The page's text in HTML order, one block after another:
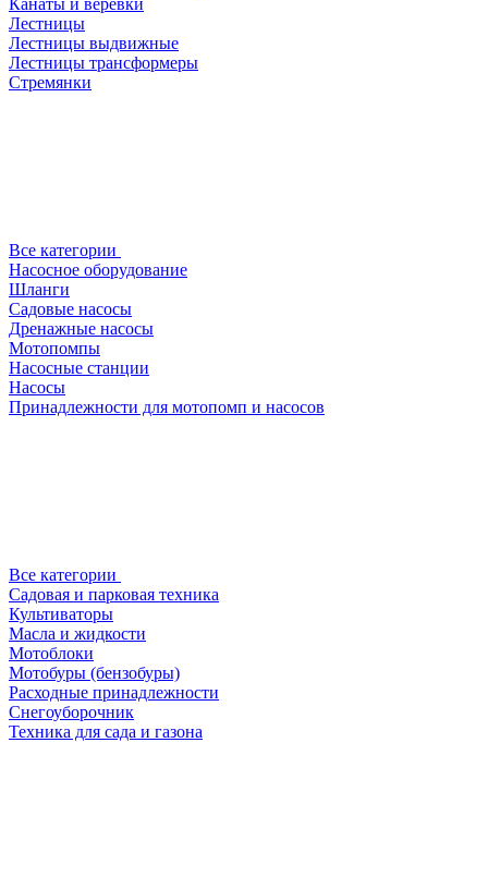
Канаты и веревки
Лестницы
Лестницы выдвижные
Лестницы трансформеры
Стремянки
Все категории
Насосное оборудование
Шланги
Садовые насосы
Дренажные насосы
Мотопомпы
Насосные станции
Насосы
Принадлежности для мотопомп и насосов
Все категории
Садовая и парковая техника
Культиваторы
Масла и жидкости
Мотоблоки
Мотобуры (бензобуры)
Расходные принадлежности
Снегоуборочник
Техника для сада и газона